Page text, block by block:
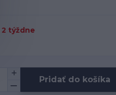
2 týždne
Pridať do košíka